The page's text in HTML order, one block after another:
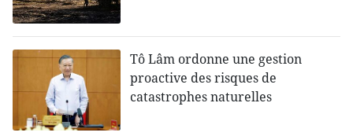
Tô Lâm ordonne une gestion
proactive des risques de
catastrophes naturelles